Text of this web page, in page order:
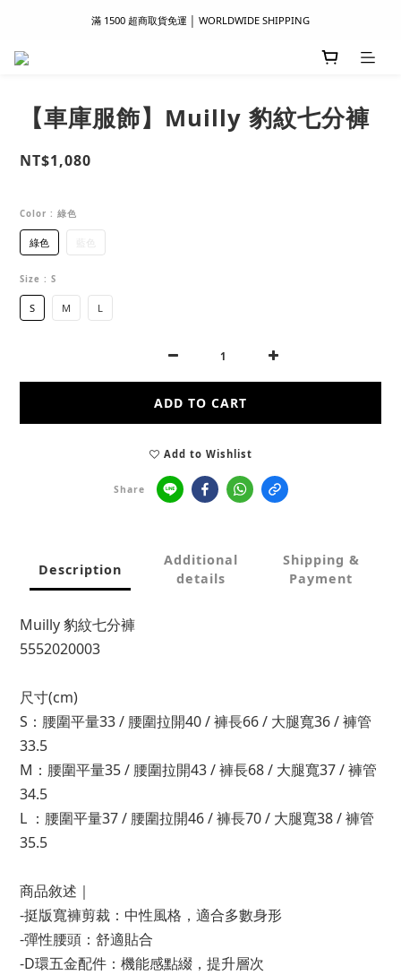
滿 1500 超商取貨免運 │ WORLDWIDE SHIPPING
滿 1500 超商取貨免運 │ WORLDWIDE SHIPPING
【車庫服飾】Muilly 豹紋七分褲
NT$1,080
Color : 綠色
綠色 藍色
Size : S
S M L
ADD TO CART
Add to Wishlist
Share
Description
Additional
details
Shipping &
Payment
Muilly 豹紋七分褲
5552020003
尺寸(cm)
S：腰圍平量33 / 腰圍拉開40 / 褲長66 / 大腿寬36 / 褲管
33.5
M：腰圍平量35 / 腰圍拉開43 / 褲長68 / 大腿寬37 / 褲管
34.5
L ：腰圍平量37 / 腰圍拉開46 / 褲長70 / 大腿寬38 / 褲管
35.5
商品敘述｜
-挺版寬褲剪裁：中性風格，適合多數身形
-彈性腰頭：舒適貼合
-D環五金配件：機能感點綴，提升層次